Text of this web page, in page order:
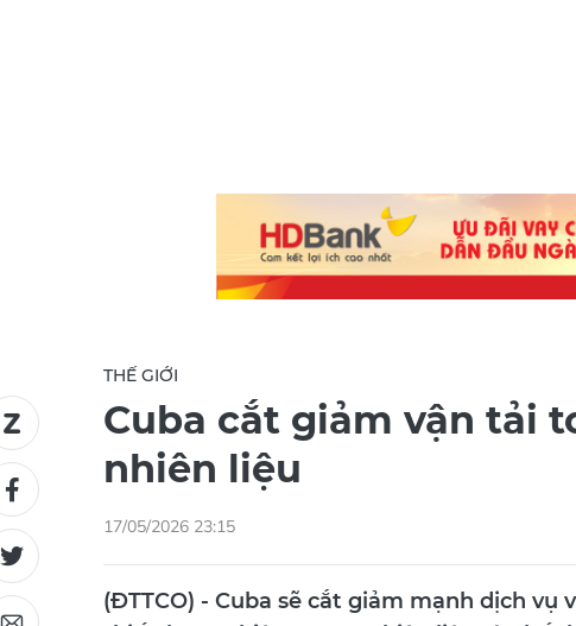
THẾ GIỚI
Cuba cắt giảm vận tải
nhiên liệu
17/05/2026 23:15
(ĐTTCO) - Cuba sẽ cắt giảm mạnh dịch